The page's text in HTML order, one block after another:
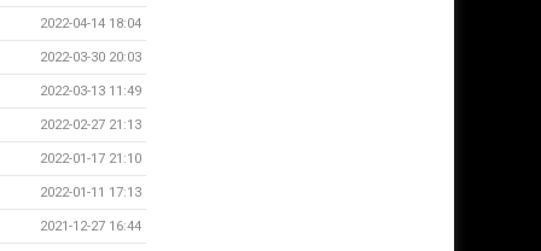
2022-04-14 18:04
2022-03-30 20:03
2022-03-13 11:49
2022-02-27 21:13
2022-01-17 21:10
2022-01-11 17:13
2021-12-27 16:44